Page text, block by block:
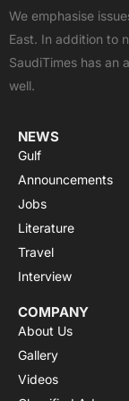
b
o
o
k
We emphasise
East. In addition to
SaudiTimes has an
well.
NEWS
Gulf
Announcements
Jobs
Literature
Travel
Interview
COMPANY
About Us
Gallery
Videos